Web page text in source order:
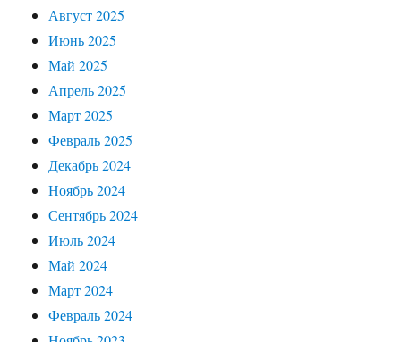
Август 2025
Июнь 2025
Май 2025
Апрель 2025
Март 2025
Февраль 2025
Декабрь 2024
Ноябрь 2024
Сентябрь 2024
Июль 2024
Май 2024
Март 2024
Февраль 2024